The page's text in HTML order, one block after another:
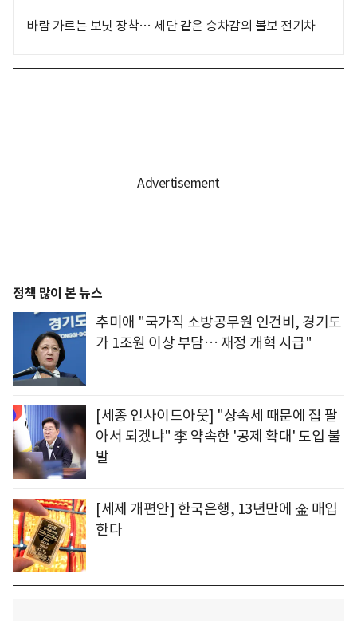
바람 가르는 보닛 장착… 세단 같은 승차감의 볼보 전기차
정책 많이 본 뉴스
추미애 "국가직 소방공무원 인건비, 경기도
가 1조원 이상 부담… 재정 개혁 시급"
[세종 인사이드아웃] "상속세 때문에 집 팔
아서 되겠냐" 李 약속한 '공제 확대' 도입 불
발
[세제 개편안] 한국은행, 13년만에 金 매입
한다